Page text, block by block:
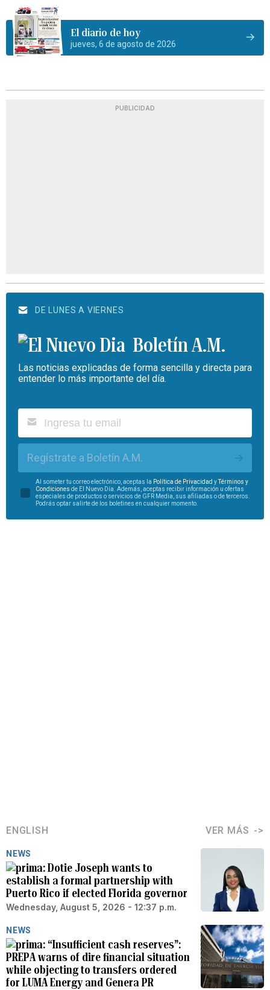
El diario de hoy
jueves, 6 de agosto de 2026
PUBLICIDAD
DE LUNES A VIERNES
Boletín A.M.
Las noticias explicadas de forma sencilla y directa para
entender lo más importante del día.
Regístrate a Boletín A.M.
Al someter tu correo electrónico, aceptas la Política de Privacidad yTérminos y
Condiciones de El Nuevo Día. Además, aceptas recibir información u ofertas
especiales de productos o servicios de GFR Media, sus afiliadas o de terceros.
Podrás optar salirte de los boletines en cualquier momento.
ENGLISH VER MÁS
NEWS
Dotie Joseph wants to
establish a formal partnership with
Puerto Rico if elected Florida governor
Wednesday, August 5, 2026 - 12:37 p.m.
NEWS
“Insufficient cash reserves”:
PREPA warns of dire financial situation
while objecting to transfers ordered
for LUMA Energy and Genera PR